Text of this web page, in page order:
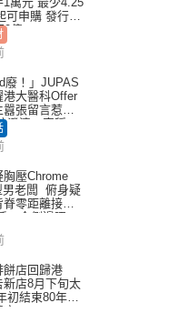
可申購 發行金
億
廢！」JUPAS
港大醫科Offer
囂張留言惹眾
澄清：宣稱
錄取」不符事
叮
胸壓Chrome
男老闆 俯身疑
脊零距離接觸
：企側邊唔
餅店回歸港
新店8月下旬太
初結束80年歷